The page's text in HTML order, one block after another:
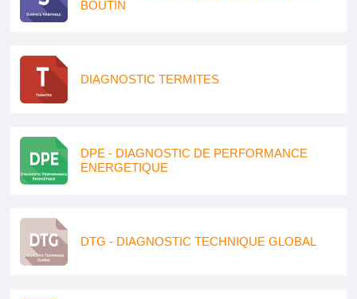
BOUTIN
DIAGNOSTIC TERMITES
DPE - DIAGNOSTIC DE PERFORMANCE
ENERGETIQUE
DTG - DIAGNOSTIC TECHNIQUE GLOBAL